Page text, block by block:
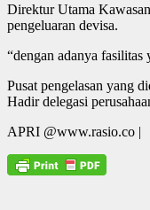
Direktur Utama
pengeluaran devisa.
“dengan adanya
Pusat pengelasan yang
Hadir delegasi
APRI @www.rasio.co |